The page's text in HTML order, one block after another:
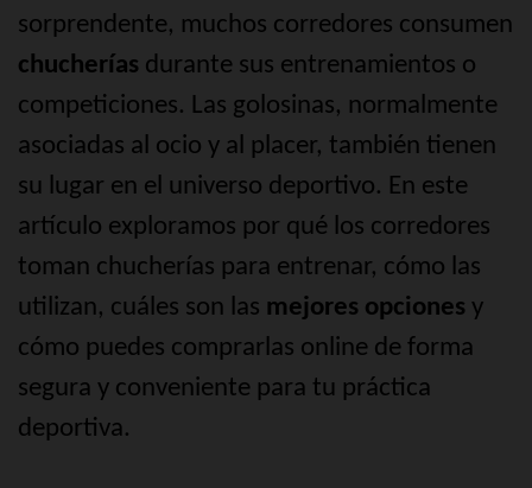
sorprendente, muchos corredores consumen
chucherías durante sus entrenamientos o
competiciones. Las golosinas, normalmente
asociadas al ocio y al placer, también tienen
su lugar en el universo deportivo. En este
artículo exploramos por qué los corredores
toman chucherías para entrenar, cómo las
utilizan, cuáles son las mejores opciones y
cómo puedes comprarlas online de forma
segura y conveniente para tu práctica
deportiva.